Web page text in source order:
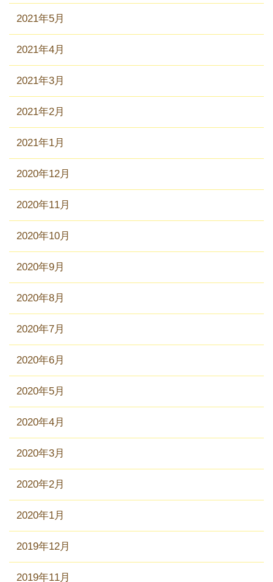
2021年5月
2021年4月
2021年3月
2021年2月
2021年1月
2020年12月
2020年11月
2020年10月
2020年9月
2020年8月
2020年7月
2020年6月
2020年5月
2020年4月
2020年3月
2020年2月
2020年1月
2019年12月
2019年11月